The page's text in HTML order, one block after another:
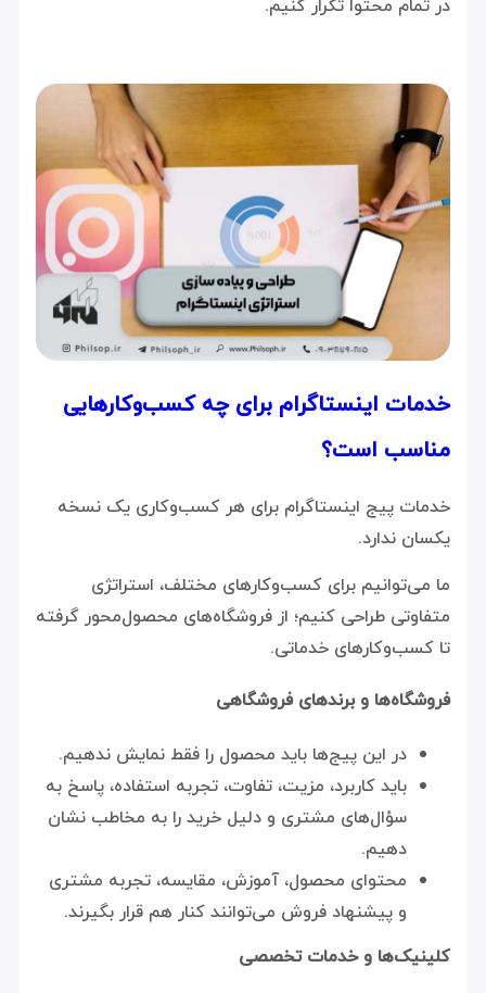
خدمات اینستاگرام برای چه کسب‌وکارهایی
مناسب است؟
خدمات پیج اینستاگرام برای هر کسب‌وکاری یک نسخه
یکسان ندارد.
ما می‌توانیم برای کسب‌وکارهای مختلف، استراتژی
متفاوتی طراحی کنیم؛ از فروشگاه‌های محصول‌محور گرفته
تا کسب‌وکارهای خدماتی.
فروشگاه‌ها و برندهای فروشگاهی
در این پیج‌ها باید محصول را فقط نمایش ندهیم.
باید کاربرد، مزیت، تفاوت، تجربه استفاده، پاسخ به
سؤال‌های مشتری و دلیل خرید را به مخاطب نشان
دهیم.
محتوای محصول، آموزش، مقایسه، تجربه مشتری
و پیشنهاد فروش می‌توانند کنار هم قرار بگیرند.
کلینیک‌ها و خدمات تخصصی